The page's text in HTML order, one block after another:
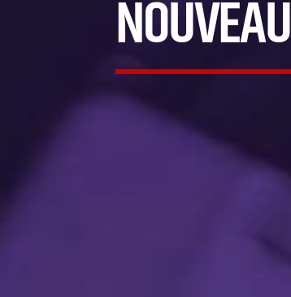
NOUVEAU